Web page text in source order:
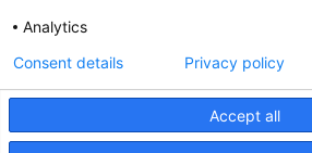
© 2026
Analytics
Accept all
Consent details Privacy policy